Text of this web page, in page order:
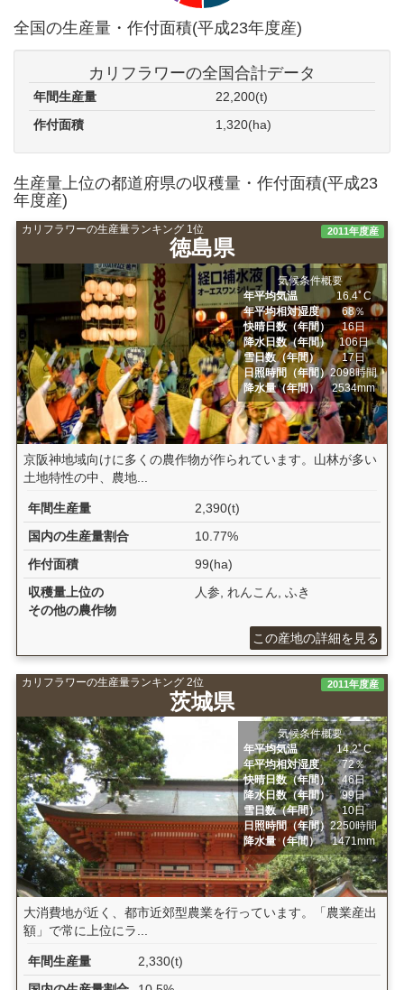
全国の生産量・作付面積(平成23年度産)
カリフラワーの全国合計データ
年間生産量
22,200(t)
作付面積
1,320(ha)
生産量上位の都道府県の収穫量・作付面積(平成23
年度産)
カリフラワーの生産量ランキング 1位
徳島県
2011年度産
気候条件概要
年平均気温
16.4ﾟC
年平均相対湿度
68％
快晴日数（年間）
16日
降水日数（年間）
106日
雪日数（年間）
17日
日照時間（年間）2098時間
降水量（年間）
2534mm
京阪神地域向けに多くの農作物が作られています。山林が多い
土地特性の中、農地...
年間生産量
2,390(t)
国内の生産量割合
10.77%
作付面積
99(ha)
収穫量上位の
その他の農作物
人参, れんこん, ふき
この産地の詳細を見る
カリフラワーの生産量ランキング 2位
茨城県
2011年度産
気候条件概要
年平均気温
14.2ﾟC
年平均相対湿度
72％
快晴日数（年間）
46日
降水日数（年間）
99日
雪日数（年間）
10日
日照時間（年間）2250時間
降水量（年間）
1471mm
大消費地が近く、都市近郊型農業を行っています。「農業産出
額」で常に上位にラ...
年間生産量
2,330(t)